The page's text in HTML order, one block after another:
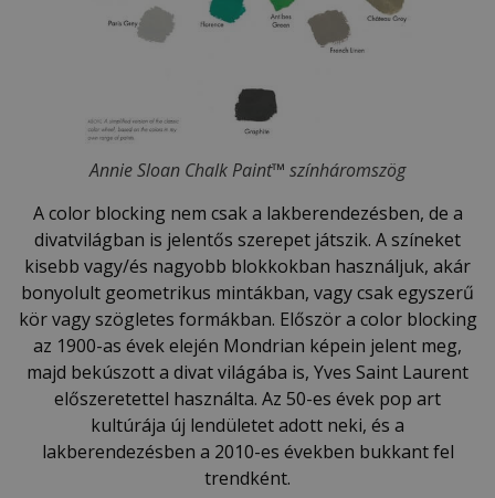
Annie Sloan Chalk Paint™ színháromszög
A color blocking nem csak a lakberendezésben, de a
divatvilágban is jelentős szerepet játszik. A színeket
kisebb vagy/és nagyobb blokkokban használjuk, akár
bonyolult geometrikus mintákban, vagy csak egyszerű
kör vagy szögletes formákban. Először a color blocking
az 1900-as évek elején Mondrian képein jelent meg,
majd bekúszott a divat világába is, Yves Saint Laurent
előszeretettel használta. Az 50-es évek pop art
kultúrája új lendületet adott neki, és a
lakberendezésben a 2010-es években bukkant fel
trendként.